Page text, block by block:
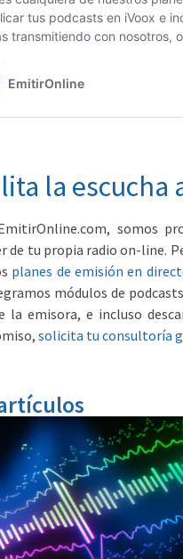
la escucha
somos
de tu propia radio on-line.
planes de emisión en
módulos de
la emisora, e incluso
solicita tu consultoría